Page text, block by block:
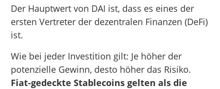
Der Hauptwert von DAI ist, dass es eines der
ersten Vertreter der dezentralen Finanzen (DeFi)
ist.
Wie bei jeder Investition gilt: Je höher der
potenzielle Gewinn, desto höher das Risiko.
Fiat-gedeckte Stablecoins gelten als die